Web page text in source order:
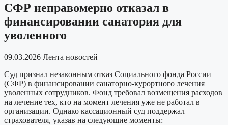
СФР неправомерно отказал в
финансировании санатория для
уволенного
09.03.2026 Лента новостей
Суд признал незаконным отказ Социального фонда России
(СФР) в финансировании санаторно-курортного лечения
уволенных сотрудников. Фонд требовал возмещения расходов
на лечение тех, кто на момент лечения уже не работал в
организации. Однако кассационный суд поддержал
страхователя, указав на следующие моменты: